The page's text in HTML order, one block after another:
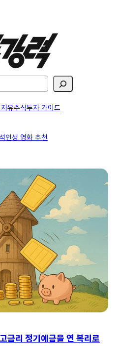
유주식투자 가이드
인생 영화 추천
금리 정기예금을 연 복리로